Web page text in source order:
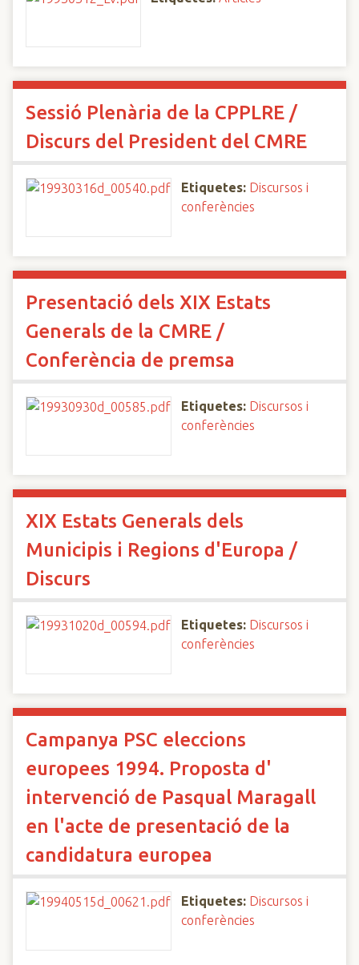
Sessió Plenària de la CPPLRE /
Discurs del President del CMRE
Etiquetes: Discursos i
conferències
Presentació dels XIX Estats
Generals de la CMRE /
Conferència de premsa
Etiquetes: Discursos i
conferències
XIX Estats Generals dels
Municipis i Regions d'Europa /
Discurs
Etiquetes: Discursos i
conferències
Campanya PSC eleccions
europees 1994. Proposta d'
intervenció de Pasqual Maragall
en l'acte de presentació de la
candidatura europea
Etiquetes: Discursos i
conferències